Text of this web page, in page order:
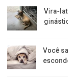
Vira-
Você